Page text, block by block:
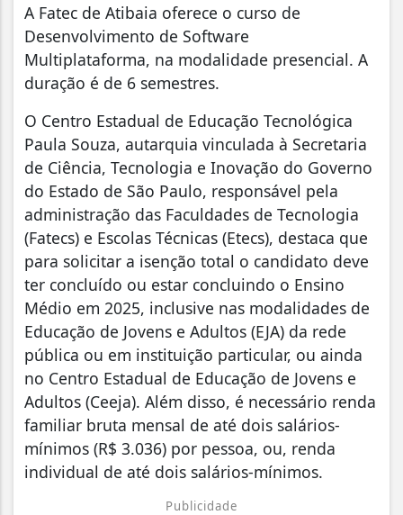
A Fatec de Atibaia oferece o curso de
Desenvolvimento de Software
Multiplataforma, na modalidade presencial. A
duração é de 6 semestres.
O Centro Estadual de Educação Tecnológica
Paula Souza, autarquia vinculada à Secretaria
de Ciência, Tecnologia e Inovação do Governo
do Estado de São Paulo, responsável pela
administração das Faculdades de Tecnologia
(Fatecs) e Escolas Técnicas (Etecs), destaca que
para solicitar a isenção total o candidato deve
ter concluído ou estar concluindo o Ensino
Médio em 2025, inclusive nas modalidades de
Educação de Jovens e Adultos (EJA) da rede
pública ou em instituição particular, ou ainda
no Centro Estadual de Educação de Jovens e
Adultos (Ceeja). Além disso, é necessário renda
familiar bruta mensal de até dois salários-
mínimos (R$ 3.036) por pessoa, ou, renda
individual de até dois salários-mínimos.
Publicidade